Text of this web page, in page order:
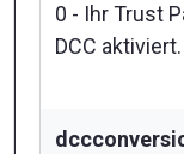
0 - Ihr Trust
DCC aktiviert.